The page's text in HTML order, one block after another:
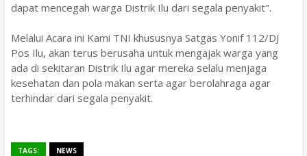
dapat mencegah warga Distrik Ilu dari segala penyakit".
Melalui Acara ini Kami TNI khususnya Satgas Yonif 112/DJ
Pos Ilu, akan terus berusaha untuk mengajak warga yang
ada di sekitaran Distrik Ilu agar mereka selalu menjaga
kesehatan dan pola makan serta agar berolahraga agar
terhindar dari segala penyakit.
TAGS: NEWS